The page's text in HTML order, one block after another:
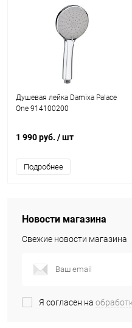
Душевая лейка Damixa Palace
One 914100200
1 990 руб. / шт
Подробнее
Новости магазина
Свежие новости магазина
Я согласен на